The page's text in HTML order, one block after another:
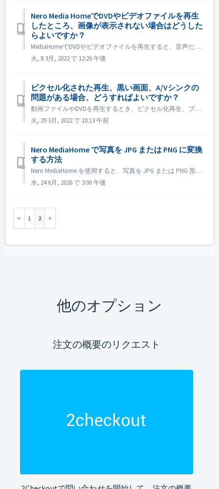
Nero Media HomeでDVDやビデオファイルを再生
したところ、画像が表示されない場合はどうした
らよいですか？
MediaHomeでDVDやビデオファイルを再生すると、音声だけが出て画像が出ない、または画像が異常にちらつく場合は、MediaHomeオプション→ビデオ→ビデオ再生を開き、「ハードウェア・デインターレースを有効にする」のチェックを外して、再度再生をお試しください。 それでも問題が改善されない場合...
火, 8 3月, 2022 で 12:26 午後
ピクセル化された再生、黒い画面、A/Vシンクの
問題がある場合、どうすればよいですか？
動画ファイルやDVDを再生するとき、ピクセル化再生、ブラックスクリーン、A/V同期問題がある場合、「MediaHomeOptions」→「Video」→「Advanced Decoding」で「有効化」ボタンをクリックし、再度再生してください。
火, 29 3月, 2022 で 10:13 午前
Nero MediaHome で写真を JPG または PNG に変換
する方法
Nero MediaHome を使用すると、写真を JPG または PNG 形式に変換できます。その手順については、以下のスクリーンショットをご覧ください：
水, 24 6月, 2026 で 3:00 午後
1 2
他のオプション
注文の概要のリクエスト